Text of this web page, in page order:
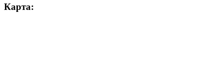
Карта: